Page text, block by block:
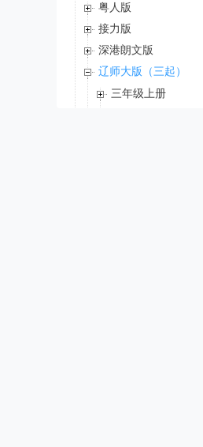
粤人版
接力版
深港朗文版
辽师大版（三起）
三年级上册